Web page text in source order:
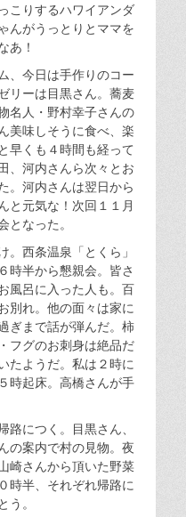
こりするハワイアンダ
んがうっとりとママを
あ！
、今日は手作りのコー
リーは目黒さん。蕎麦
名人・野村幸子さんの
美味しそうに食べ、楽
早くも４時間も経って
、河内さんら次々とお
。河内さんは翌日から
と元気な！次回１１月
となった。
。西条温泉「とくら」
時半から懇親会。皆さ
風呂に入った人も。百
別れ。他の面々は家に
ぎまで話が弾んだ。柿
フグのお刺身は絶品だ
たようだ。私は２時に
時起床。高橋さんが手
につく。目黒さん、
の案内で村の見物。夜
崎さんから頂いた野菜
時半、それぞれ帰路に
。